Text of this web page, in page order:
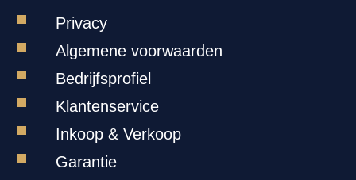
Privacy
Algemene voorwaarden
Bedrijfsprofiel
Klantenservice
Inkoop & Verkoop
Garantie